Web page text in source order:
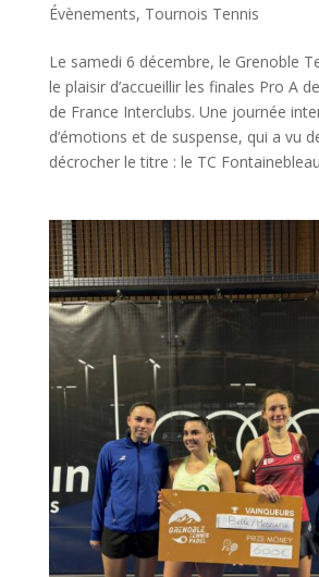
Évènements, Tournois Tennis
Le samedi 6 décembre, le Grenoble
le plaisir d’accueillir les finales Pro A
de France Interclubs. Une journée
d’émotions et de suspense, qui a vu
décrocher le titre : le TC